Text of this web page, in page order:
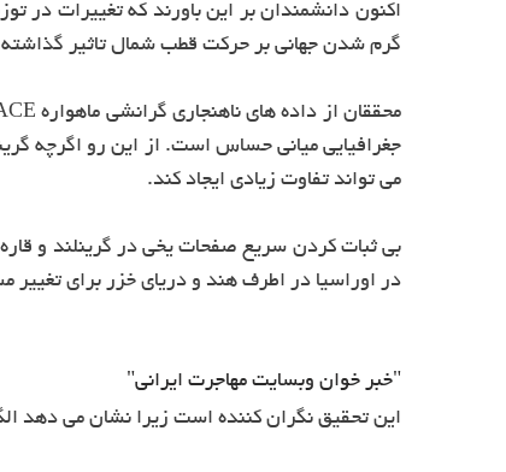
اکنون دانشمندان بر این باورند که تغییرات در
گرم شدن جهانی بر حرکت قطب شمال تاثیر گذاشته
جغرافیایی میانی حساس است. از این رو اگرچه
می تواند تفاوت زیادی ایجاد کند.
بی ثبات کردن سریع صفحات یخی در گرینلند و
در اوراسیا در اطرف هند و دریای خزر برای
"خبر خوان وبسایت مهاجرت ایرانی"
این تحقیق نگران کننده است زیرا نشان می دهد